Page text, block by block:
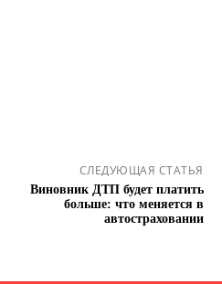
СЛЕДУЮЩАЯ СТАТЬЯ
Виновник ДТП будет платить
больше: что меняется в
автостраховании